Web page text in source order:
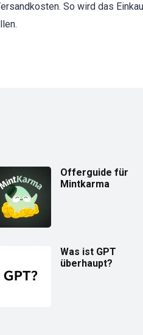
So wird das
Offerguide für
Mintkarma
Was ist GPT
überhaupt?